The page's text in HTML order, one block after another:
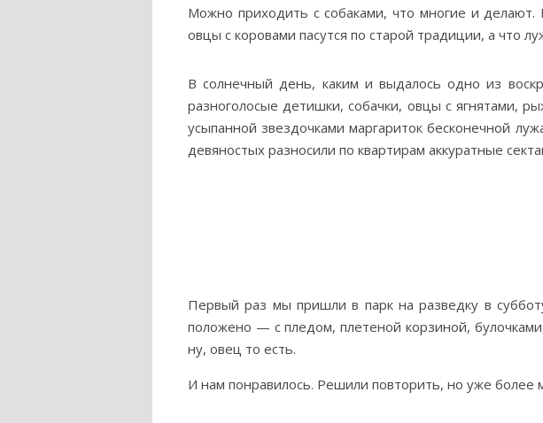
Можно приходить с собаками, что многие и
овцы с коровами пасутся по старой традиции, а что
В солнечный день, каким и выдалось одно из
разноголосые детишки, собачки, овцы с ягнятами,
усыпанной звездочками маргариток бесконечной
девяностых разносили по квартирам аккуратные
Первый раз мы пришли в парк на разведку в
положено — с пледом, плетеной корзиной,
ну, овец то есть.
И нам понравилось. Решили повторить, но уже